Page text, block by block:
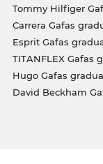
Tommy Hilfiger
Carrera Gafas
Esprit Gafas
TITANFLEX Gafas
Hugo Gafas
David Beckham